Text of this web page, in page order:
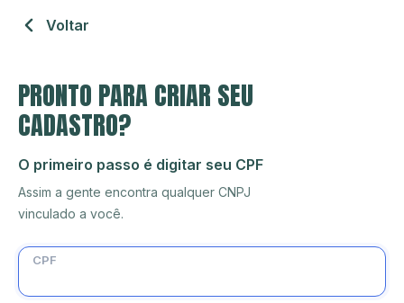
Voltar
PRONTO PARA CRIAR SEU
CADASTRO?
O primeiro passo é digitar seu CPF
Assim a gente encontra qualquer CNPJ
vinculado a você.
CPF